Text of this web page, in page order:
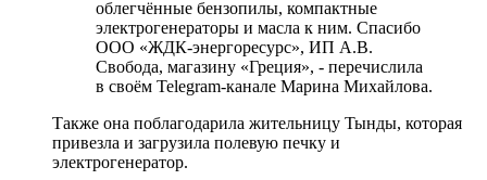
облегчённые бензопилы, компактные
электрогенераторы и масла к ним. Спасибо
ООО «ЖДК-энергоресурс», ИП А.В.
Свобода, магазину «Греция», - перечислила
в своём Telegram-канале Марина Михайлова.
Также она поблагодарила жительницу Тынды, которая
привезла и загрузила полевую печку и
электрогенератор.